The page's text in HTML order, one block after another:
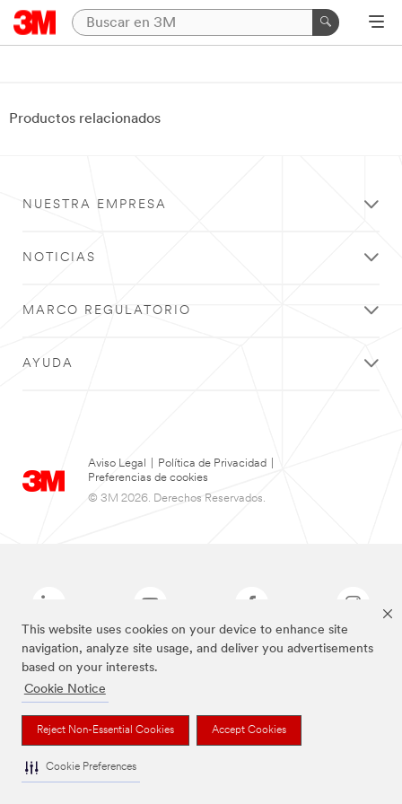
This website uses cookies on your device to enhance site
navigation, analyze site usage, and deliver you advertisements
based on your interests.
Cookie Notice
Reject Non-Essential Cookies Accept Cookies
Cookie Preferences
Productos relacionados
NUESTRA EMPRESA
NOTICIAS
MARCO REGULATORIO
AYUDA
Aviso Legal Política de Privacidad
Preferencias de cookies
© 3M 2026. Derechos Reservados.
Las marcas mencionadas arriba son Marcas Registradas de 3M.